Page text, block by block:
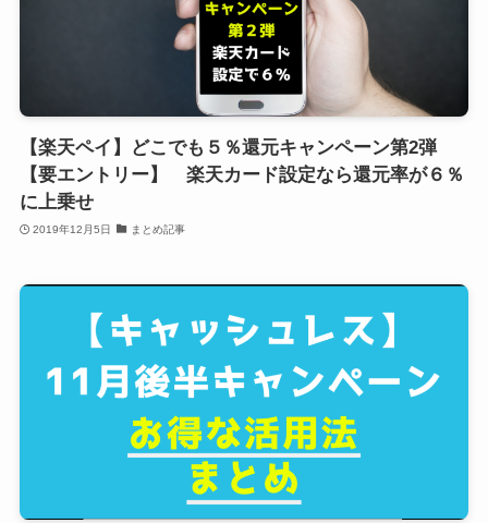
【楽天ペイ】どこでも５％還元キャンペーン第2弾
【要エントリー】 楽天カード設定なら還元率が６％
に上乗せ
2019年12月5日 まとめ記事